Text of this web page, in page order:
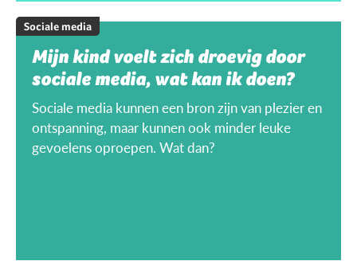
Sociale media
Mijn kind voelt zich droevig door
sociale media, wat kan ik doen?
Sociale media kunnen een bron zijn van plezier en
ontspanning, maar kunnen ook minder leuke
gevoelens oproepen. Wat dan?